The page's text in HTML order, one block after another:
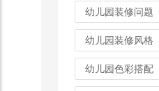
幼儿园装修问题
幼儿园装修风格
幼儿园色彩搭配